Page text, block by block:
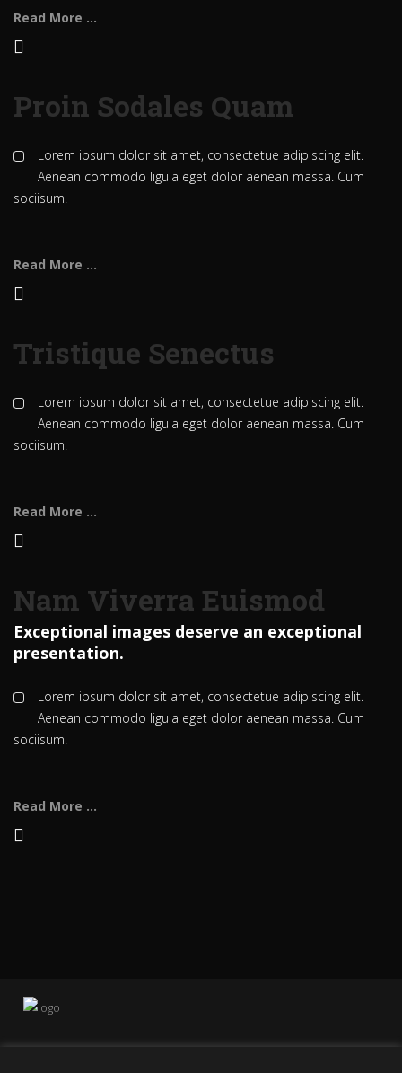
Read More ...
Proin Sodales Quam
Lorem ipsum dolor sit amet, consectetue adipiscing elit.
Aenean commodo ligula eget dolor aenean massa. Cum
sociisum.
Read More ...
Tristique Senectus
Lorem ipsum dolor sit amet, consectetue adipiscing elit.
Aenean commodo ligula eget dolor aenean massa. Cum
sociisum.
Read More ...
Nam Viverra Euismod
Exceptional images deserve an exceptional
presentation.
Lorem ipsum dolor sit amet, consectetue adipiscing elit.
Aenean commodo ligula eget dolor aenean massa. Cum
sociisum.
Read More ...